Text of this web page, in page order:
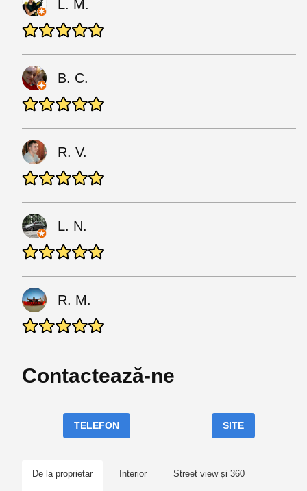
L. M.
B. C.
R. V.
L. N.
R. M.
Contactează-ne
TELEFON SITE
De la proprietar Interior Street view și 360